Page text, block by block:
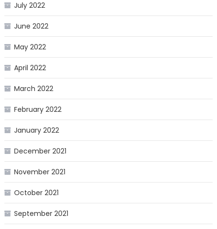
July 2022
June 2022
May 2022
April 2022
March 2022
February 2022
January 2022
December 2021
November 2021
October 2021
September 2021